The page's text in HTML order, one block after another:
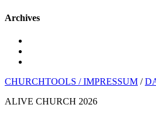
Archives
CHURCHTOOLS /IMPRESSUM /
ALIVE CHURCH 2026